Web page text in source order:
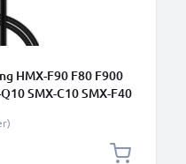
HMX-F90 F80 F900
SMX-C10 SMX-F40
1A